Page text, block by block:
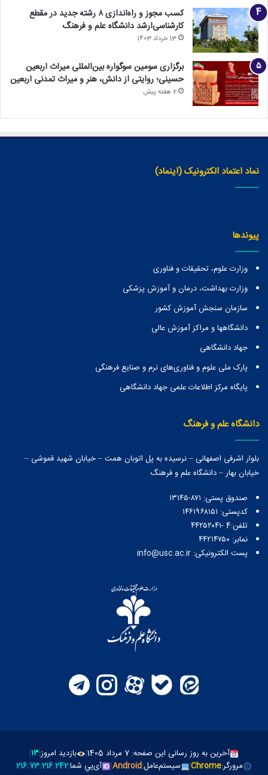
کسب مجوز و راه‌اندازی ۸ رشته جدید در مقطع
کارشناسی‌ارشد دانشگاه علم و فرهنگ
13 خرداد 1403
برگزاری سومین سوگواره بین‌المللی میراث اربعین
حسینی؛ روایتی از دانش، هنر و میراث تمدنی اربعین
2 هفته پیش
نماد اعتماد الکترونیک (اینماد)
پیوندها
وزارت علوم، تحقیقات و فناوری
وزارت بهداشت، درمان و آموزش پزشکی
سازمان سنجش آموزش کشور
دانشگاهها و مراكز آموزش عالی
جهاد دانشگاهی
پارک ملی علوم و فناوری‌های نرم و صنایع فرهنگی
پایگاه مرکز اطلاعات علمی جهاد دانشگاهی
دانشگاه علم و فرهنگ
بلوار اشرفی اصفهانی – نرسیده به پل اتوبان همت – خیابان شهید قموشی –
خیابان بهار – دانشگاه علم و فرهنگ
صندوق پستی:‌ ۸۷۱-۱۳۱۴۵
کدپستی: ۱۴۶۱۹۶۸۱۵۱
تلفن:4 -۴۴۲۵۲۰۴۱
نمابر: ۴۴۲۱۴۷۵۰
پست الکترونیکی: info@usc.ac.ir
آخرین به روز رسانی این صفحه: 7 مرداد 1405 | بازدید امروز:۱۳|
مرورگر:Chrome
| سیستم‌عامل:Android
| آی‌پي شما:216.73.216.242